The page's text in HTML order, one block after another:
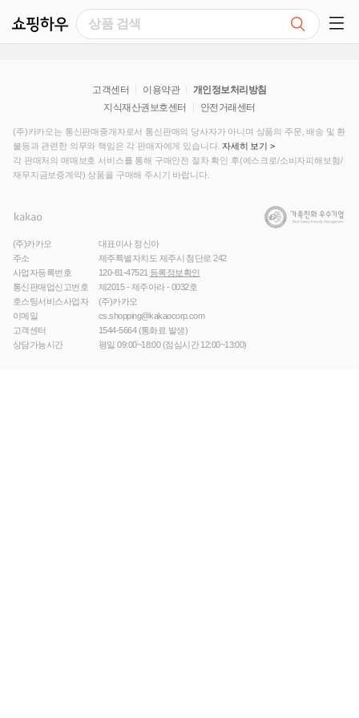
고객센터 이용약관
개인정보처리방침
지식재산권보호센터
안전거래센터
(주)카카오는 통신판매중개자로서 통신판매의 당사자가 아니며 상품의 주문, 배송 및 환
불등과 관련한 의무와 책임은 각 판매자에게 있습니다. 자세히 보기 >
각 판매처의 매매보호 서비스를 통해 구매안전 절차 확인 후(에스크로/소비자피해보험/
재무지금보증계약) 상품을 구매해 주시기 바랍니다.
(주)카카오
대표이사 정신아
주소
제주특별자치도 제주시 첨단로 242
사업자등록번호
120-81-47521 등록정보확인
통신판매업신고번호
제2015 - 제주아라 - 0032호
호스팅서비스사업자
(주)카카오
이메일
cs.shopping@kakaocorp.com
고객센터
1544-5664(통화료 발생)
상담가능시간
평일 09:00~18:00 (점심시간 12:00~13:00)